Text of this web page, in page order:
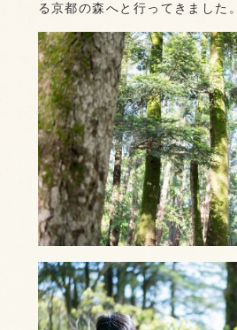
る京都の森へと行ってきました。